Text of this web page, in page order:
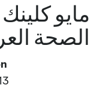
مايو
الصحة
2022